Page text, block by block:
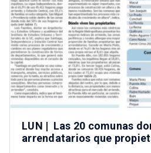
LUN | Las 20 comunas
arrendatarios que